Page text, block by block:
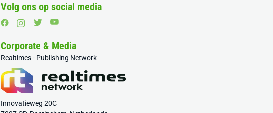
Volg ons op social media
Corporate & Media
Realtimes - Publishing Network
Innovatieweg 20C